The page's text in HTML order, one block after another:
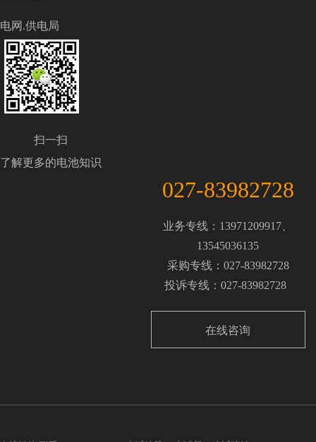
电网.供电局
扫一扫
了解更多的电池知识
027-83982728
业务专线：13971209917、
13545036135
采购专线：027-83982728
投诉专线：027-83982728
在线咨询